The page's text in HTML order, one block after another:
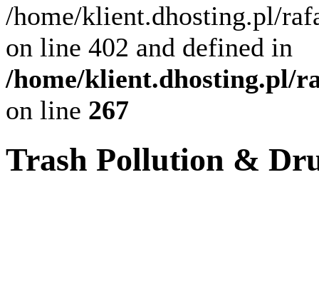
/home/klient.dhosting.pl/
on line 402 and defined in
/home/klient.dhosting.pl/
on line 267
Trash Pollution &